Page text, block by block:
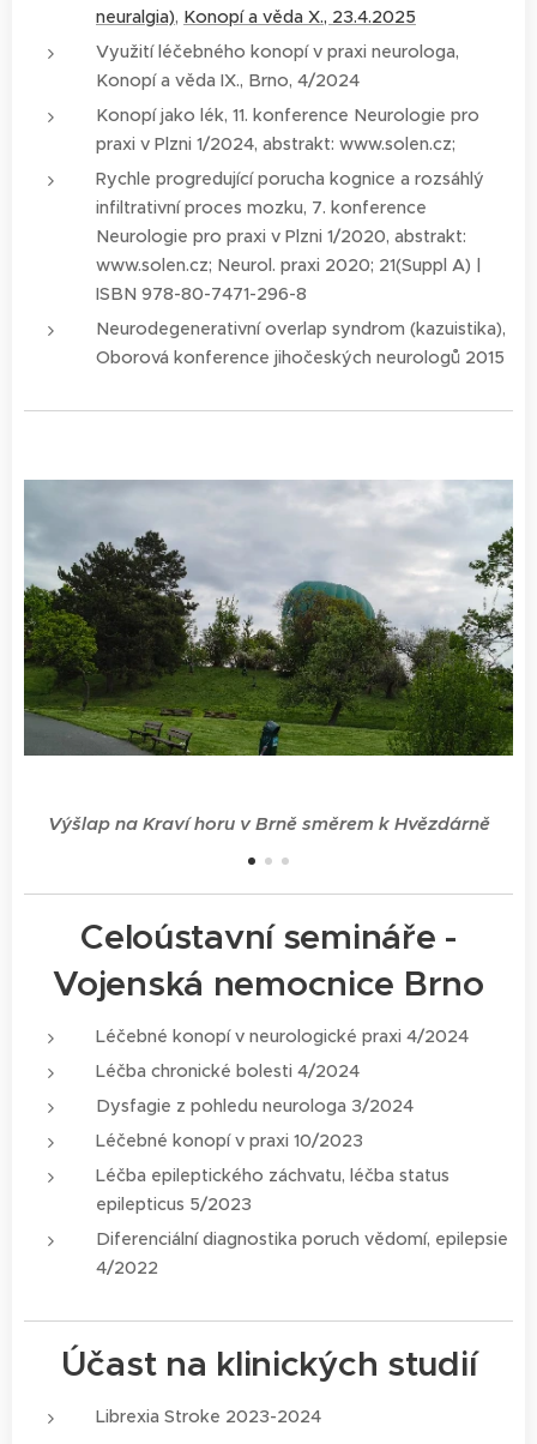
neuralgia), Konopí a věda X., 23.4.2025
Využití léčebného konopí v praxi neurologa,
Konopí a věda IX., Brno, 4/2024
Konopí jako lék, 11. konference Neurologie pro
praxi v Plzni 1/2024, abstrakt: www.solen.cz;
Rychle progredující porucha kognice a rozsáhlý
infiltrativní proces mozku, 7. konference
Neurologie pro praxi v Plzni 1/2020, abstrakt:
www.solen.cz; Neurol. praxi 2020; 21(Suppl A) |
ISBN 978-80-7471-296-8
Neurodegenerativní overlap syndrom (kazuistika),
Oborová konference jihočeských neurologů 2015
Výšlap na Kraví horu v Brně směrem k Hvězdárně
Celoústavní semináře -
Vojenská nemocnice Brno
Léčebné konopí v neurologické praxi 4/2024
Léčba chronické bolesti 4/2024
Dysfagie z pohledu neurologa 3/2024
Léčebné konopí v praxi 10/2023
Léčba epileptického záchvatu, léčba status
epilepticus 5/2023
Diferenciální diagnostika poruch vědomí, epilepsie
4/2022
Účast na klinických studií
Librexia Stroke 2023-2024